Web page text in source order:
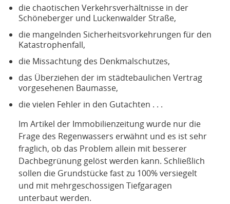
die chaotischen Verkehrsverhältnisse in der
Schöneberger und Luckenwalder Straße,
die mangelnden Sicherheitsvorkehrungen für den
Katastrophenfall,
die Missachtung des Denkmalschutzes,
das Überziehen der im städtebaulichen Vertrag
vorgesehenen Baumasse,
die vielen Fehler in den Gutachten . . .
Im Artikel der Immobilienzeitung wurde nur die
Frage des Regenwassers erwähnt und es ist sehr
fraglich, ob das Problem allein mit besserer
Dachbegrünung gelöst werden kann. Schließlich
sollen die Grundstücke fast zu 100% versiegelt
und mit mehrgeschossigen Tiefgaragen
unterbaut werden.